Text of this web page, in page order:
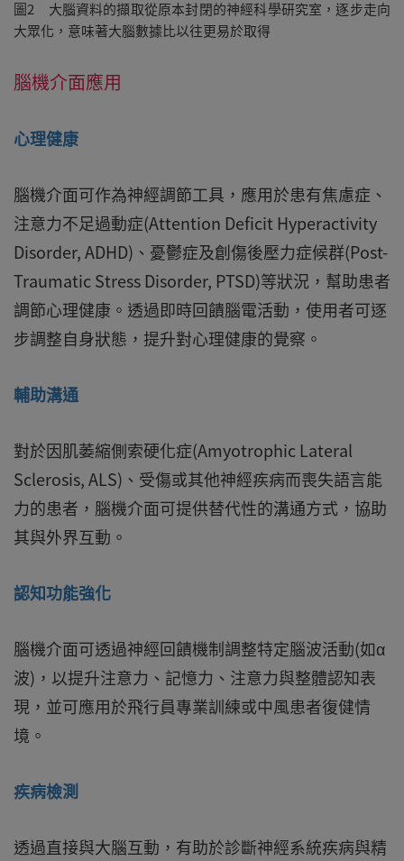
圖2 大腦資料的擷取從原本封閉的神經科學研究室，逐步走向
大眾化，意味著大腦數據比以往更易於取得
腦機介面應用
心理健康
腦機介面可作為神經調節工具，應用於患有焦慮症、
注意力不足過動症(Attention Deficit Hyperactivity
Disorder, ADHD)、憂鬱症及創傷後壓力症候群(Post-
Traumatic Stress Disorder, PTSD)等狀況，幫助患者
調節心理健康。透過即時回饋腦電活動，使用者可逐
步調整自身狀態，提升對心理健康的覺察。
輔助溝通
對於因肌萎縮側索硬化症(Amyotrophic Lateral
Sclerosis, ALS)、受傷或其他神經疾病而喪失語言能
力的患者，腦機介面可提供替代性的溝通方式，協助
其與外界互動。
認知功能強化
腦機介面可透過神經回饋機制調整特定腦波活動(如α
波)，以提升注意力、記憶力、注意力與整體認知表
現，並可應用於飛行員專業訓練或中風患者復健情
境。
疾病檢測
透過直接與大腦互動，有助於診斷神經系統疾病與精